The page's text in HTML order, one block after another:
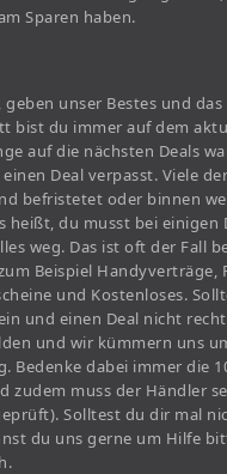
Sparen haben.
unser Bestes und
bist du immer auf dem
auf die nächsten Deals
Deal verpasst. Viele
befristetet oder binnen
heißt, du musst bei einigen
weg. Das ist oft der Fall
Beispiel Handyverträge,
und Kostenloses.
und einen Deal nicht
und wir kümmern uns
Bedenke dabei immer die
zudem muss der Händler
Solltest du dir mal
du uns gerne um Hilfe